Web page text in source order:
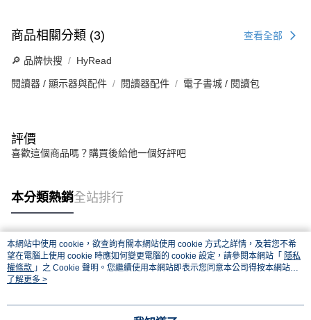
商品相關分類 (3) 查看全部
🔎 品牌快搜 HyRead
閱讀器 / 顯示器與配件 閱讀器配件 電子書城 / 閱讀包
評價
喜歡這個商品嗎？購買後給他一個好評吧
本分類熱銷全站排行
熱門標籤
本網站中使用 cookie，欲查詢有關本網站使用 cookie 方式之詳情，及若您不希
望在電腦上使用 cookie 時應如何變更電腦的 cookie 設定，請參閱本網站「 隱私
權條款 」之 Cookie 聲明。您繼續使用本網站即表示您同意本公司得按本網站使
用條款之 Cookie 聲明使用 cookie。
了解更多 >